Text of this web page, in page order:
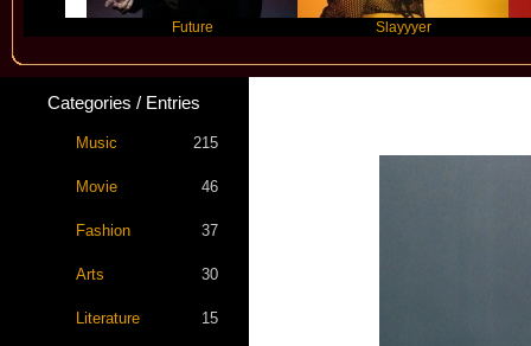
Slayyyer
Categories / Entries
Music 215
Movie 46
Fashion 37
Arts 30
Literature 15